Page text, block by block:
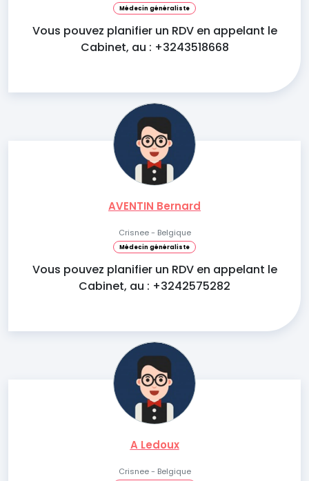
Médecin généraliste
Vous pouvez planifier un RDV en appelant le
Cabinet, au : +3243518668
AVENTIN Bernard
Crisnee - Belgique
Médecin généraliste
Vous pouvez planifier un RDV en appelant le
Cabinet, au : +3242575282
A Ledoux
Crisnee - Belgique